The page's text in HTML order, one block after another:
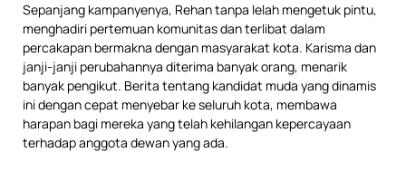
Sepanjang kampanyenya, Rehan tanpa lelah mengetuk pintu,
menghadiri pertemuan komunitas dan terlibat dalam
percakapan bermakna dengan masyarakat kota. Karisma dan
janji-janji perubahannya diterima banyak orang, menarik
banyak pengikut. Berita tentang kandidat muda yang dinamis
ini dengan cepat menyebar ke seluruh kota, membawa
harapan bagi mereka yang telah kehilangan kepercayaan
terhadap anggota dewan yang ada.